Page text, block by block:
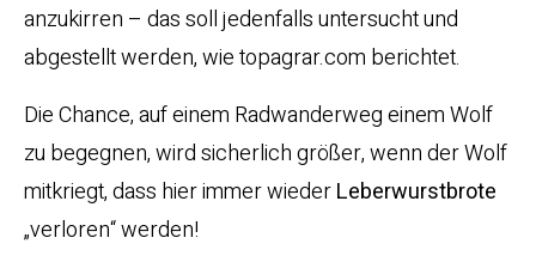
anzukirren – das soll jedenfalls untersucht und
abgestellt werden, wie topagrar.com berichtet.
Die Chance, auf einem Radwanderweg einem Wolf
zu begegnen, wird sicherlich größer, wenn der Wolf
mitkriegt, dass hier immer wiederLeberwurstbrote
„verloren“ werden!